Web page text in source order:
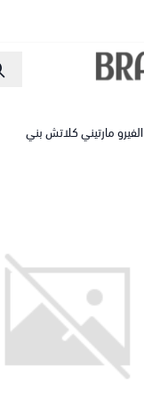
الفيرو مارتيني كلاتش بني